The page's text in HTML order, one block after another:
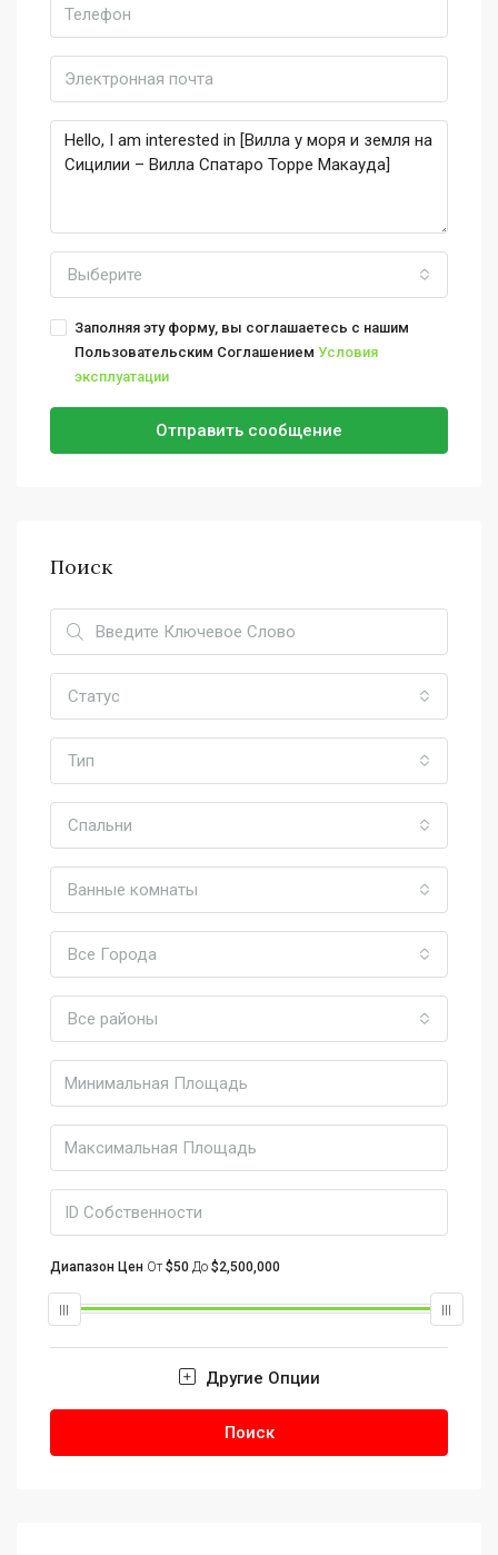
Выберите
Заполняя эту форму, вы соглашаетесь с нашим
Пользовательским Соглашением Условия
эксплуатации
Отправить сообщение
Поиск
Статус
Тип
Спальни
Ванные комнаты
Все Города
Все районы
Диапазон Цен От$50 До $2,500,000
Другие Опции
Поиск